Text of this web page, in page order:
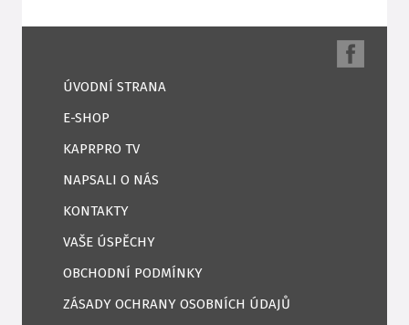
ÚVODNÍ STRANA
E-SHOP
KAPRPRO TV
NAPSALI O NÁS
KONTAKTY
VAŠE ÚSPĚCHY
OBCHODNÍ PODMÍNKY
ZÁSADY OCHRANY OSOBNÍCH ÚDAJŮ